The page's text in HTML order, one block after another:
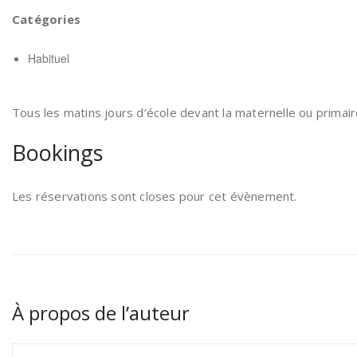
Catégories
Habituel
Tous les matins jours d’école devant la maternelle ou
Bookings
Les réservations sont closes pour cet évènement.
À propos de l’auteur